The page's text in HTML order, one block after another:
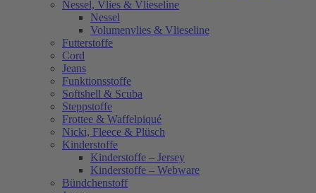
Nessel, Vlies & Vlieseline
Nessel
Volumenvlies & Vlieseline
Futterstoffe
Cord
Jeans
Funktionsstoffe
Softshell & Scuba
Steppstoffe
Frottee & Waffelpiqué
Nicki, Fleece & Plüsch
Kinderstoffe
Kinderstoffe – Jersey
Kinderstoffe – Webware
Bündchenstoff